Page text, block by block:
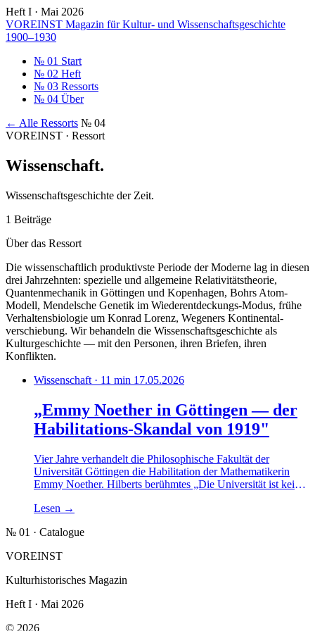
Heft I · Mai 2026
VOREINST Magazin für Kultur- und Wissenschaftsgeschichte
1900–1930
№ 01 Start
№ 02 Heft
№ 03 Ressorts
№ 04 Über
← Alle Ressorts № 04
VOREINST · Ressort
Wissenschaft.
Wissenschaftsgeschichte der Zeit.
1 Beiträge
Über das Ressort
Die wissenschaftlich produktivste Periode der Moderne lag in diesen
drei Jahrzehnten: spezielle und allgemeine Relativitäts­theorie,
Quantenmechanik in Göttingen und Kopenhagen, Bohrs Atom-
Modell, Mendelsche Genetik im Wiederentdeckungs-Modus, frühe
Verhaltensbiologie um Konrad Lorenz, Wegeners Kontinental­
verschiebung. Wir behandeln die Wissenschaftsgeschichte als
Kulturgeschichte — mit den Personen, ihren Briefen, ihren
Konflikten.
Wissenschaft · 11 min 17.05.2026
„Emmy Noether in Göttingen — der
Habilitations-Skandal von 1919"
Vier Jahre verhandelt die Philosophische Fakultät der
Universität Göttingen die Habilitation der Mathematikerin
Emmy Noether. Hilberts berühmtes „Die Universität ist keine
Position der Frauen in der Mathematik geändert hat.
Lesen →
№ 01 · Catalogue
VOREINST
Kulturhistorisches Magazin
Heft I · Mai 2026
© 2026